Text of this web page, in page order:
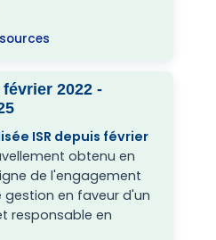
2022 -
ISR depuis février
obtenu en
de l'engagement
en faveur d'un
responsable en